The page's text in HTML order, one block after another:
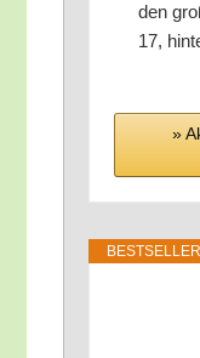
den
17,
»